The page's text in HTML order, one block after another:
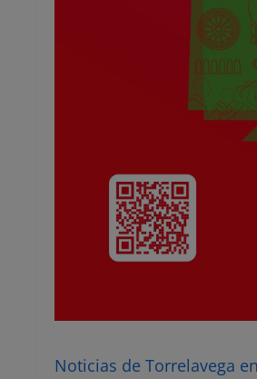
Noticias de Torrelavega